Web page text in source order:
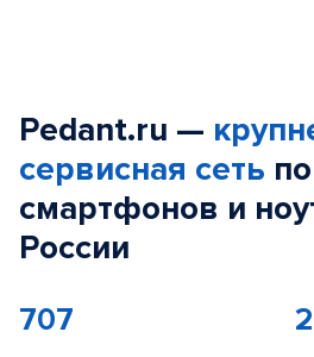
Pedant.ru —
сервисная сеть
смартфонов и
России
707